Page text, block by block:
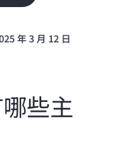
年 3 月 12 日
些主